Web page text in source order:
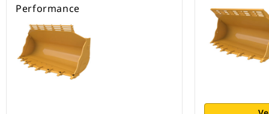
Performance